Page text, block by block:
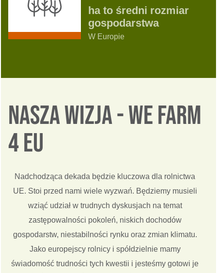
ha to średni rozmiar
gospodarstwa
W Europie
Nasza wizja - We Farm
4 EU
Nadchodząca dekada będzie kluczowa dla rolnictwa
UE. Stoi przed nami wiele wyzwań. Będziemy musieli
wziąć udział w trudnych dyskusjach na temat
zastępowalności pokoleń, niskich dochodów
gospodarstw, niestabilności rynku oraz zmian klimatu.
Jako europejscy rolnicy i spółdzielnie mamy
świadomość trudności tych kwestii i jesteśmy gotowi je